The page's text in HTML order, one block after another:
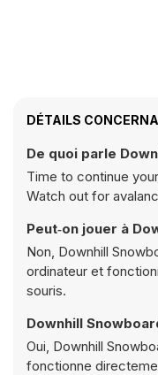
DÉTAILS
De quoi parle
Time to continue
Watch out for
Peut‑on jouer à
Non, Downhill
ordinateur et
souris.
Downhill
Oui, Downhill
fonctionne